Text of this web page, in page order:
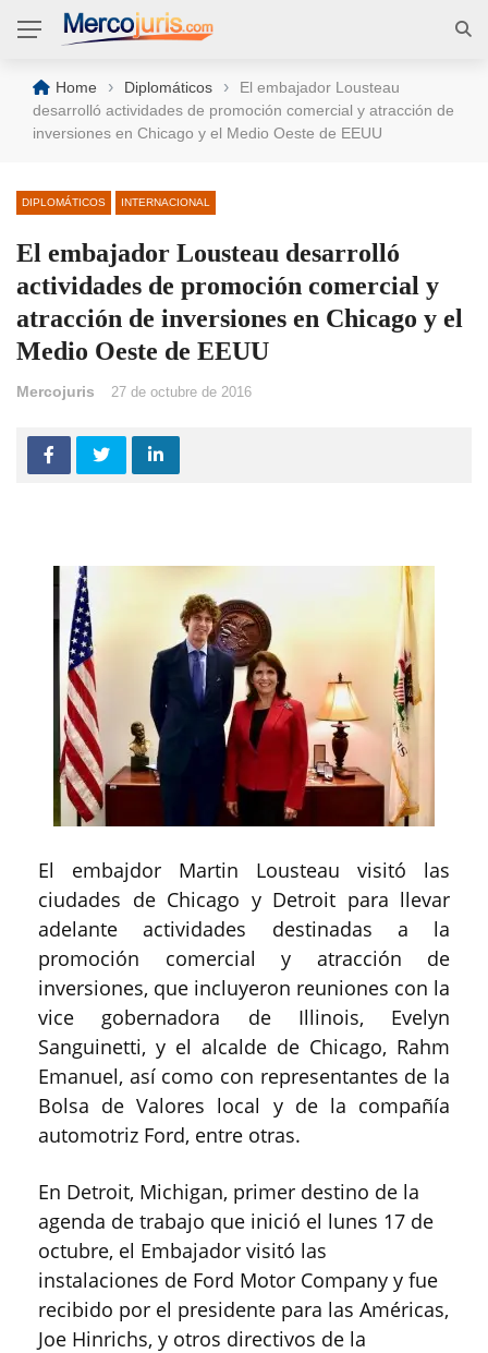
Home › Diplomáticos ›
El embajador Lousteau
desarrolló actividades de promoción comercial y atracción de
inversiones en Chicago y el Medio Oeste de EEUU
DIPLOMÁTICOS INTERNACIONAL
El embajador Lousteau desarrolló
actividades de promoción comercial y
atracción de inversiones en Chicago y el
Medio Oeste de EEUU
Mercojuris 27 de octubre de 2016
El embajdor Martin Lousteau visitó las
ciudades de Chicago y Detroit para llevar
adelante actividades destinadas a la
promoción comercial y atracción de
inversiones, que incluyeron reuniones con la
vice gobernadora de Illinois, Evelyn
Sanguinetti, y el alcalde de Chicago, Rahm
Emanuel, así como con representantes de la
Bolsa de Valores local y de la compañía
automotriz Ford, entre otras.
En Detroit, Michigan, primer destino de la
agenda de trabajo que inició el lunes 17 de
octubre, el Embajador visitó las
instalaciones de Ford Motor Company y fue
recibido por el presidente para las Américas,
Joe Hinrichs, y otros directivos de la